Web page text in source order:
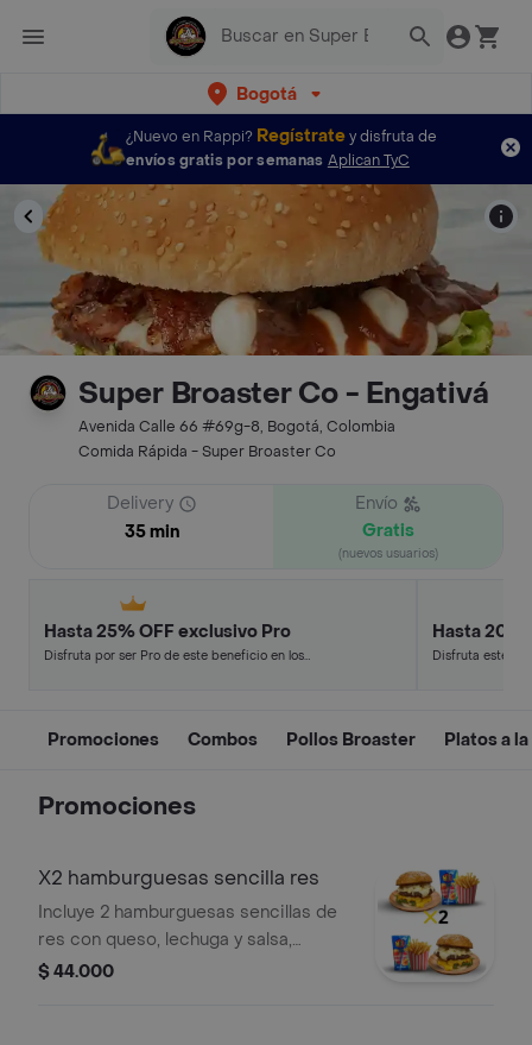
Bogotá
¿Nuevo en Rappi? Regístratey disfruta de
envíos gratis por semanas Aplican TyC
Super Broaster Co - Engativá
Avenida Calle 66 #69g-8, Bogotá, Colombia
Comida Rápida - Super Broaster Co
Delivery
35 min
Envío
Gratis
(nuevos usuarios)
Hasta 25% OFF exclusivo Pro
Disfruta por ser Pro de este beneficio en los
Hasta 20%
Disfruta este
Promociones Combos Pollos Broaster Platos a
Promociones
X2 hamburguesas sencilla res
Incluye 2 hamburguesas sencillas de
res con queso, lechuga y salsa,
acompañadas de papas fritas y jugo
$ 44.000